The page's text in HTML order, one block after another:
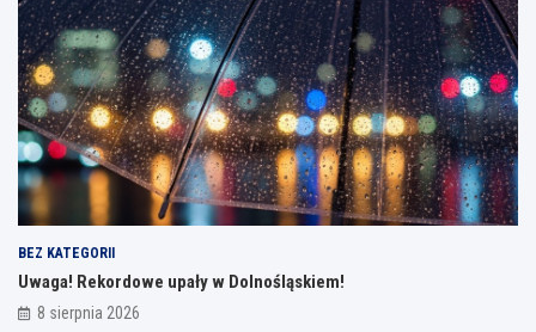
BEZ KATEGORII
Uwaga! Rekordowe upały w Dolnośląskiem!
8 sierpnia 2026